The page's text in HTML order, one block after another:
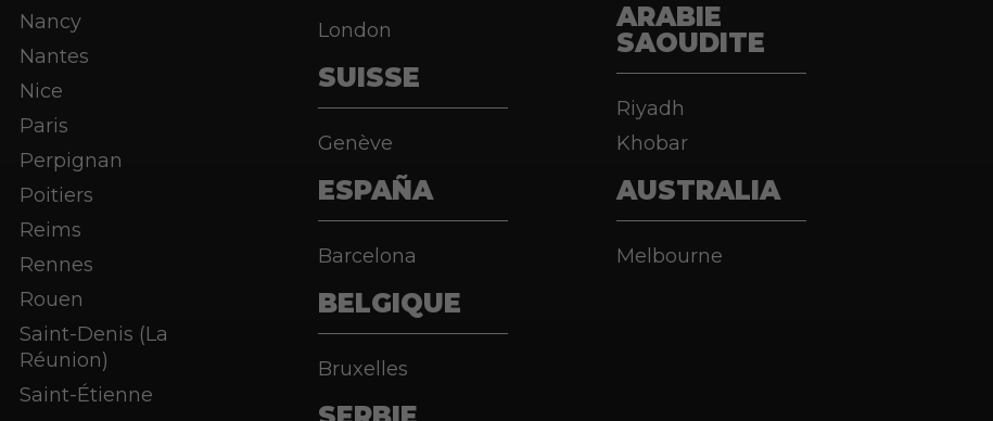
Nancy
Nantes
Nice
Paris
Perpignan
Poitiers
Reims
Rennes
Rouen
Saint-Denis (La
Réunion)
Saint-Étienne
London
SUISSE
Genève
ESPAÑA
Barcelona
BELGIQUE
Bruxelles
ARABIE
SAOUDITE
Riyadh
Khobar
AUSTRALIA
Melbourne